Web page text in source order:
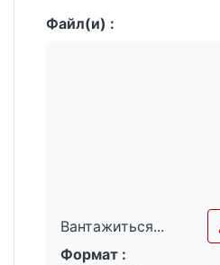
Файл(и) :
Вантажиться...
Вантажиться...
Формат :